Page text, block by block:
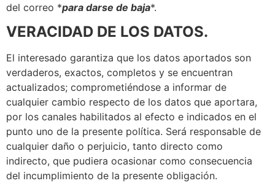
del correo *para darse de baja*.
VERACIDAD DE LOS DATOS.
El interesado garantiza que los datos aportados son
verdaderos, exactos, completos y se encuentran
actualizados; comprometiéndose a informar de
cualquier cambio respecto de los datos que aportara,
por los canales habilitados al efecto e indicados en el
punto uno de la presente política. Será responsable de
cualquier daño o perjuicio, tanto directo como
indirecto, que pudiera ocasionar como consecuencia
del incumplimiento de la presente obligación.